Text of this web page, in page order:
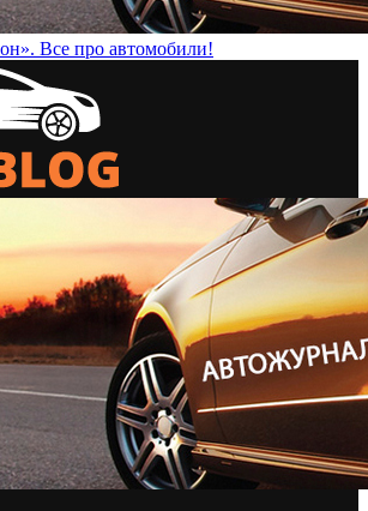
Все про автомобили!